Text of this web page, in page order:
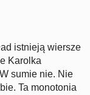
istnieją wiersze
Karolka
sumie nie. Nie
Ta monotonia